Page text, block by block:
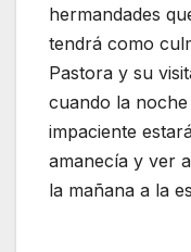
hermandades
tendrá como
Pastora y su
cuando la
impaciente
amanecía y ver
la mañana a la